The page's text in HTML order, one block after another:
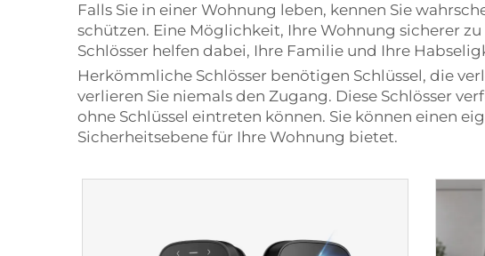
Falls Sie in einer Wohnung leben, kennen Sie
schützen. Eine Möglichkeit, Ihre Wohnung sicherer
Schlösser helfen dabei, Ihre Familie und Ihre
Herkömmliche Schlösser benötigen Schlüssel, die
verlieren Sie niemals den Zugang. Diese Schlösser
ohne Schlüssel eintreten können. Sie können einen
Sicherheitsebene für Ihre Wohnung bietet.